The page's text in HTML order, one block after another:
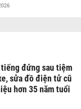
đứng sau tiệm
sửa đồ điện tử cũ
hơn 35 năm tuổi